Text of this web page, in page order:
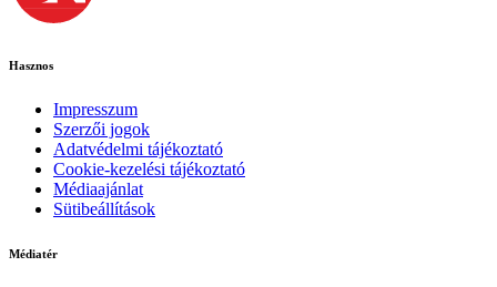
Hasznos
Impresszum
Szerzői jogok
Adatvédelmi tájékoztató
Cookie-kezelési tájékoztató
Médiaajánlat
Sütibeállítások
Médiatér